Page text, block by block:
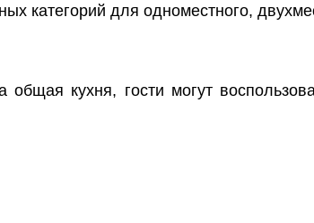
категорий для одноместного,
общая кухня, гости могут